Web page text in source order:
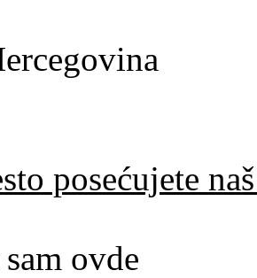
posećujete
ovde